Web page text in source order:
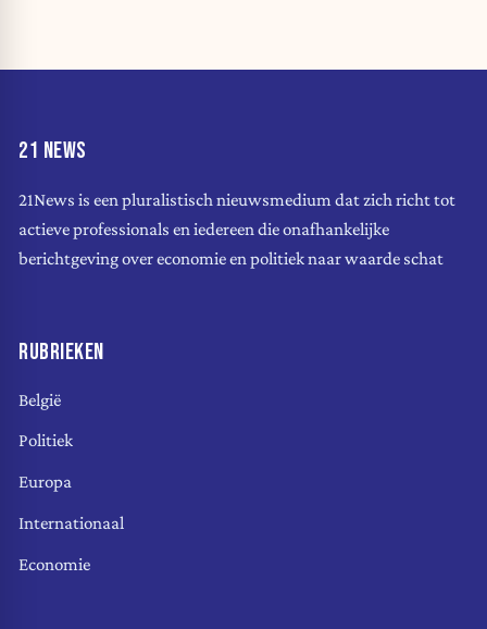
21 NEWS
21News is een pluralistisch nieuwsmedium dat zich richt tot
actieve professionals en iedereen die onafhankelijke
berichtgeving over economie en politiek naar waarde schat
RUBRIEKEN
België
Politiek
Europa
Internationaal
Economie